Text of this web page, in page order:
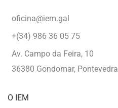
oficina@iem.gal
+(34) 986 36 05 75
Av. Campo da Feira, 10
36380 Gondomar, Pontevedra
O IEM